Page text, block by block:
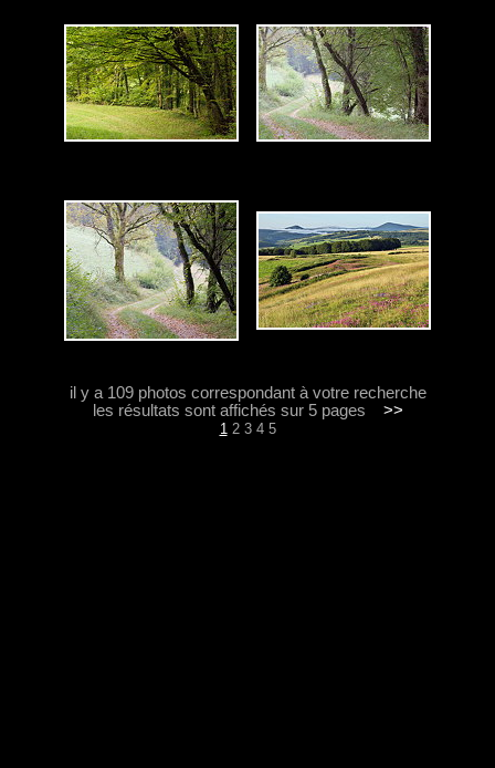
il y a 109 photos correspondant à votre recherche
les résultats sont affichés sur 5 pages >>
1 2 3 4 5